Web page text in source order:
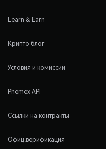
Learn & Earn
Крипто блог
Условия и комиссии
Phemex API
Ссылки на контракты
Офиц.верификация